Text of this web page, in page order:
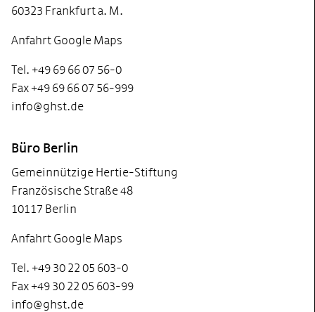
60323 Frankfurt a. M.
Anfahrt Google Maps
Tel. +49 69 66 07 56-0
Fax +49 69 66 07 56-999
info@ghst.de
Büro Berlin
Gemeinnützige Hertie-Stiftung
Französische Straße 48
10117 Berlin
Anfahrt Google Maps
Tel. +49 30 22 05 603-0
Fax +49 30 22 05 603-99
info@ghst.de